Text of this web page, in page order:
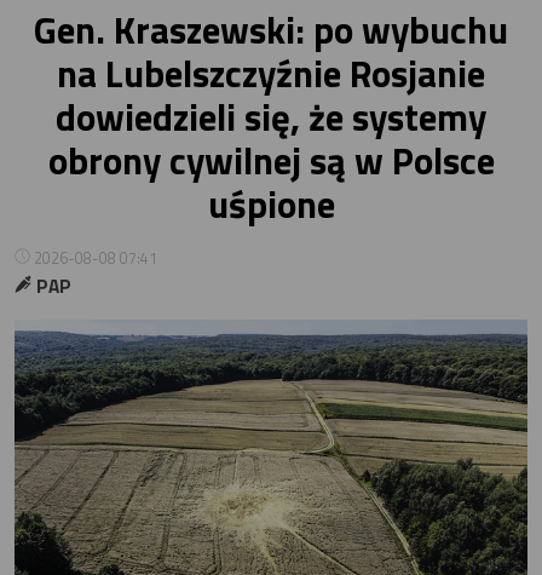
Gen. Kraszewski: po wybuchu
na Lubelszczyźnie Rosjanie
dowiedzieli się, że systemy
obrony cywilnej są w Polsce
uśpione
2026-08-08 07:41
PAP